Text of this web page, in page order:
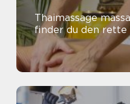
Thaimassage
finder du den rette